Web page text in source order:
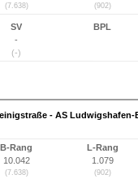
(7.638) (902)
SV
-
(-)
BPL
- AS
B-Rang
10.042
(7.638)
L-Rang
1.079
(902)